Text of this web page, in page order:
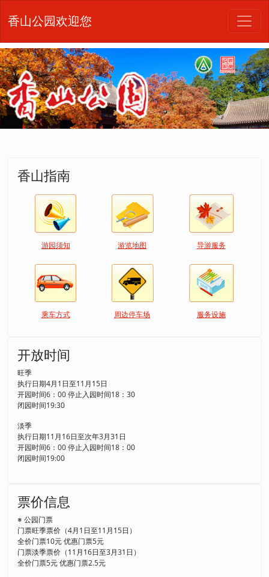
香山公园欢迎您
香山指南
游园须知 游览地图 导游服务
乘车方式 周边停车场 服务设施
开放时间
旺季
执行日期4月1日至11月15日
开园时间6：00 停止入园时间18：30
闭园时间19:30
淡季
执行日期11月16日至次年3月31日
开园时间6：00 停止入园时间18：00
闭园时间19:00
票价信息
※ 公园门票
门票旺季票价（4月1日至11月15日）
全价门票10元 优惠门票5元
门票淡季票价（11月16日至3月31日）
全价门票5元 优惠门票2.5元